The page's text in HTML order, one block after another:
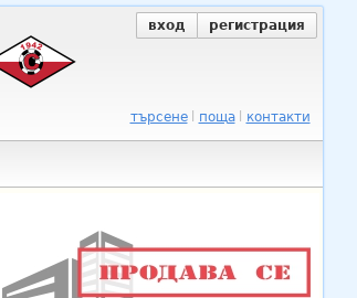
вход регистрация
търсене поща контакти